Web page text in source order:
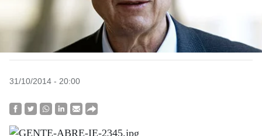
31/10/2014 - 20:00